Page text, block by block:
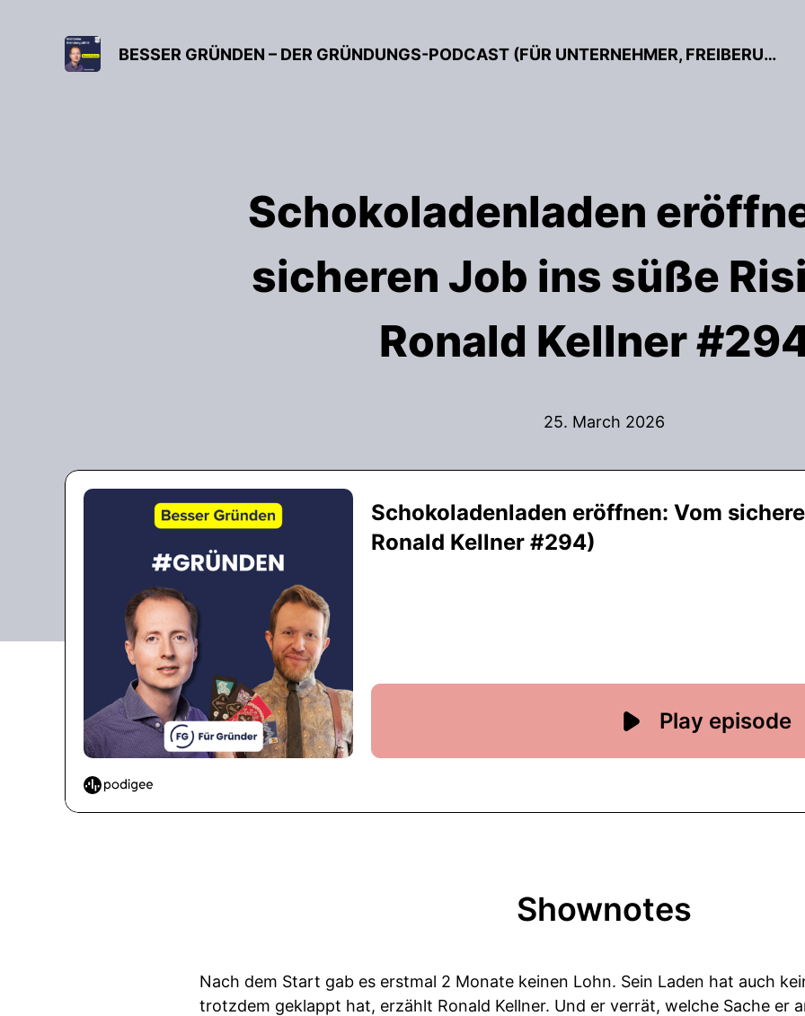
BESSER GRÜNDEN – DER GRÜNDUNGS-PODCAST (FÜR UNTERNEHMER, FREIBERUFLER & START-UPS)
Schokoladenladen
sicheren Job ins süße
Ronald Kellner
25. March 2026
Shownotes
Nach dem Start gab es erstmal 2 Monate keinen Lohn. Sein Laden hat auch
trotzdem geklappt hat, erzählt Ronald Kellner. Und er verrät, welche Sache er